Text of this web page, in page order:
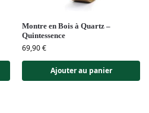
Montre en Bois à Quartz –
Quintessence
69,90€
Ajouter au panier